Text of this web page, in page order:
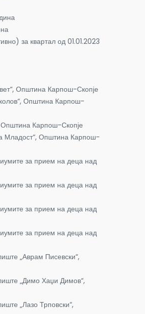
за квартал од 01.01.2023
Општина Карпош-Скопје
Општина Карпош-
Општина Карпош-Скопје
Младост“, Општина Карпош-
за прием на деца над
за прием на деца над
за прием на деца над
за прием на деца над
„Аврам Писевски“,
„Димо Хаџи Димов“,
„Лазо Трповски“,